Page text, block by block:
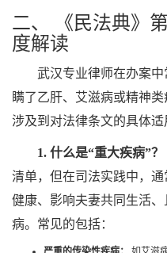
二、 《民法典》
度解读
武汉专业律师在办案
瞒了乙肝、艾滋病或精神
涉及到对法律条文的具体适
1. 什么是“重大疾病”？
清单，但在司法实践中，
健康、影响夫妻共同生活
病。常见的包括：